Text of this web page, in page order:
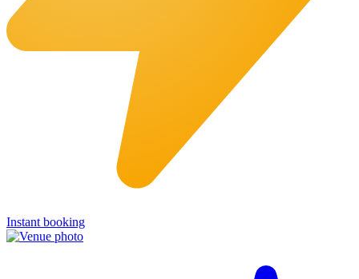
Instant booking